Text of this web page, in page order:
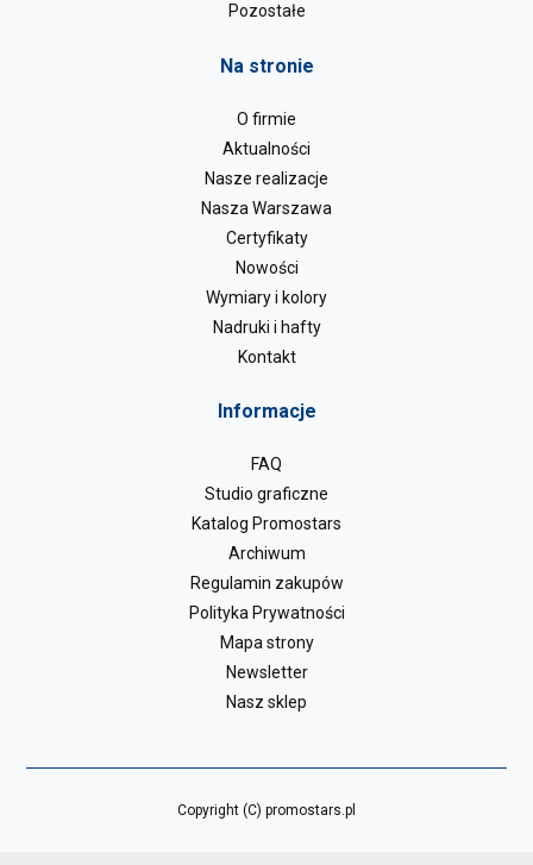
Pozostałe
Na stronie
O firmie
Aktualności
Nasze realizacje
Nasza Warszawa
Certyfikaty
Nowości
Wymiary i kolory
Nadruki i hafty
Kontakt
Informacje
FAQ
Studio graficzne
Katalog Promostars
Archiwum
Regulamin zakupów
Polityka Prywatności
Mapa strony
Newsletter
Nasz sklep
Copyright (C) promostars.pl